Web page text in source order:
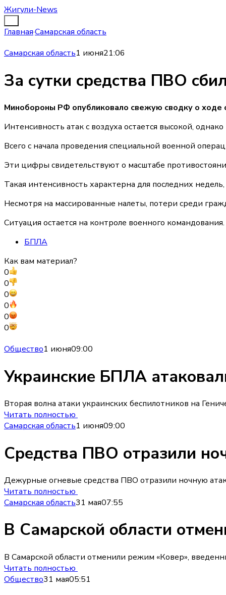
Жигули-News
Главная·Самарская область
Самарская область1 июня21:06
За сутки средства ПВО
Минобороны РФ опубликовало свежую сводку о ходе
Интенсивность атак с воздуха остается высокой,
Всего с начала проведения специальной военной
Эти цифры свидетельствуют о масштабе
Такая интенсивность характерна для последних
Несмотря на массированные налеты, потери среди
Ситуация остается на контроле военного
БПЛА
Как вам материал?
0
0
0
0
0
0
Общество1 июня09:00
Украинские БПЛА
Вторая волна атаки украинских беспилотников на
Читать полностью
Самарская область1 июня09:00
Средства ПВО отразили
Дежурные огневые средства ПВО отразили ночную
Читать полностью
Самарская область31 мая07:55
В Самарской области
В Самарской области отменили режим «Ковер»,
Читать полностью
Общество31 мая05:51